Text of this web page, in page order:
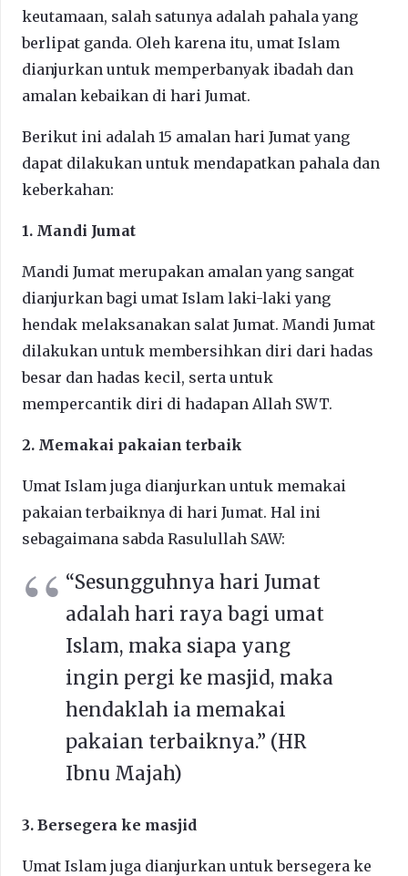
keutamaan, salah satunya adalah pahala yang
berlipat ganda. Oleh karena itu, umat Islam
dianjurkan untuk memperbanyak ibadah dan
amalan kebaikan di hari Jumat.
Berikut ini adalah 15 amalan hari Jumat yang
dapat dilakukan untuk mendapatkan pahala dan
keberkahan:
1. Mandi Jumat
Mandi Jumat merupakan amalan yang sangat
dianjurkan bagi umat Islam laki-laki yang
hendak melaksanakan salat Jumat. Mandi Jumat
dilakukan untuk membersihkan diri dari hadas
besar dan hadas kecil, serta untuk
mempercantik diri di hadapan Allah SWT.
2. Memakai pakaian terbaik
Umat Islam juga dianjurkan untuk memakai
pakaian terbaiknya di hari Jumat. Hal ini
sebagaimana sabda Rasulullah SAW:
“Sesungguhnya hari Jumat
adalah hari raya bagi umat
Islam, maka siapa yang
ingin pergi ke masjid, maka
hendaklah ia memakai
pakaian terbaiknya.” (HR
Ibnu Majah)
3. Bersegera ke masjid
Umat Islam juga dianjurkan untuk bersegera ke